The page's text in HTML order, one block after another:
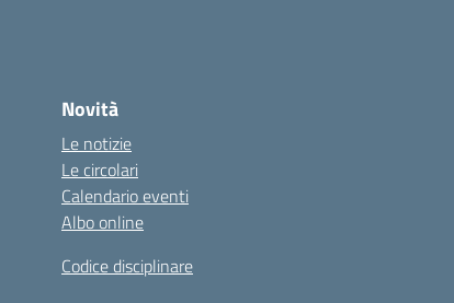
Novità
Le notizie
Le circolari
Calendario eventi
Albo online
Codice disciplinare